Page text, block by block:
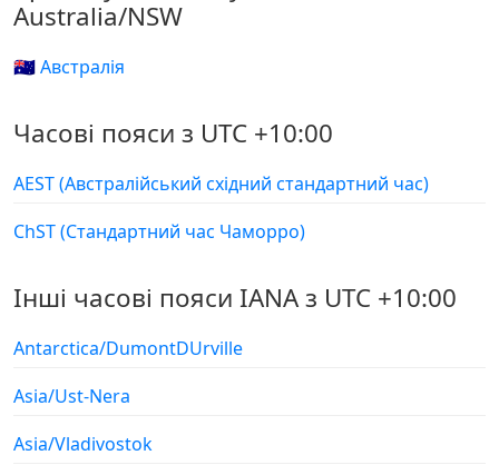
Australia/NSW
🇦🇺 Австралія
Часові пояси з UTC +10:00
AEST (Австралійський східний стандартний час)
ChST (Стандартний час Чаморро)
Інші часові пояси IANA з UTC +10:00
Antarctica/DumontDUrville
Asia/Ust-Nera
Asia/Vladivostok